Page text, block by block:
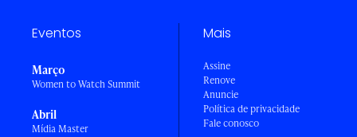
Eventos
Março
Women to Watch Summit
Abril
Mídia Master
Mais
Assine
Renove
Anuncie
Política de privacidade
Fale conosco